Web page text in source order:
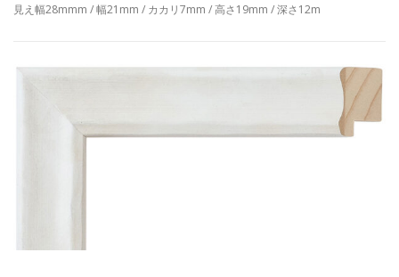
見え幅28mmm / 幅21mm / カカリ7mm / 高さ19mm / 深さ12m